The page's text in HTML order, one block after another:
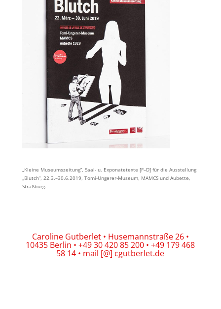
Kleine Museumszeitung“, Saal- u. Exponatetexte [F–D] für die Ausstellung
„Blutch“, 22.3.–30.6.2019, Tomi-Ungerer-Museum, MAMCS und Aubette,
Straßburg.
Caroline Gutberlet • Husemannstraße 26 •
10435 Berlin • +49 30 420 85 200 • +49 179 468
58 14 • mail [@] cgutberlet.de